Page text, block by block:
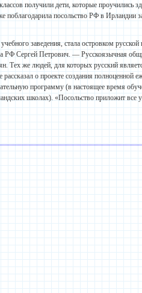
получили дети, которые проучились
поблагодарила посольство РФ в Ирландии
заведения, стала островком
РФ Сергей Петрович. — Русскоязычная
Тех же людей, для которых русский
о проекте создания полноценной
программу (в настоящее время
школах). «Посольство приложит